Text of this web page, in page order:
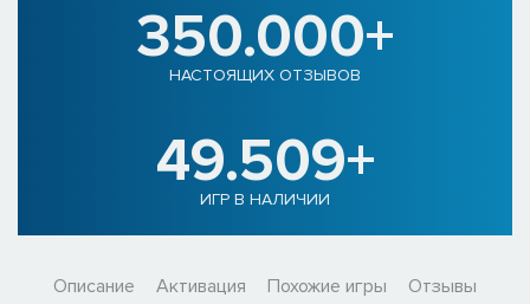
350.000+
НАСТОЯЩИХ ОТЗЫВОВ
49.509+
ИГР В НАЛИЧИИ
Описание Активация Похожие игры Отзывы